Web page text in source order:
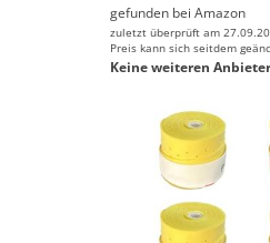
gefunden bei Amazon
zuletzt überprüft am
Preis kann sich seitdem
Keine weiteren Anbieter